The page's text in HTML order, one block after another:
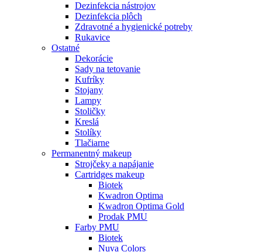
Dezinfekcia nástrojov
Dezinfekcia plôch
Zdravotné a hygienické potreby
Rukavice
Ostatné
Dekorácie
Sady na tetovanie
Kufríky
Stojany
Lampy
Stoličky
Kreslá
Stolíky
Tlačiarne
Permanentný makeup
Strojčeky a napájanie
Cartridges makeup
Biotek
Kwadron Optima
Kwadron Optima Gold
Prodak PMU
Farby PMU
Biotek
Nuva Colors